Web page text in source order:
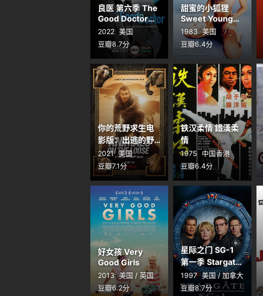
良医 第六季 The
Good Doctor
Season 6
2022 美国
豆瓣8.7分
甜蜜的小狐狸
Sweet Young
Foxes
1983 美国
豆瓣6.4分
你的荒野求生电
影版：出逃的野
兽 Animals on
the Loose: A
You vs. Wild
Movie
2021 美国
豆瓣7.1分
铁汉柔情 鐵漢柔
情
1975
中国香港
豆瓣6.4分
好女孩 Very
Good Girls
2013 美国 / 英国
豆瓣6.2分
星际之门 SG-1
第一季 Stargate
SG-1 Season 1
1997 美国 / 加拿大
豆瓣8.7分